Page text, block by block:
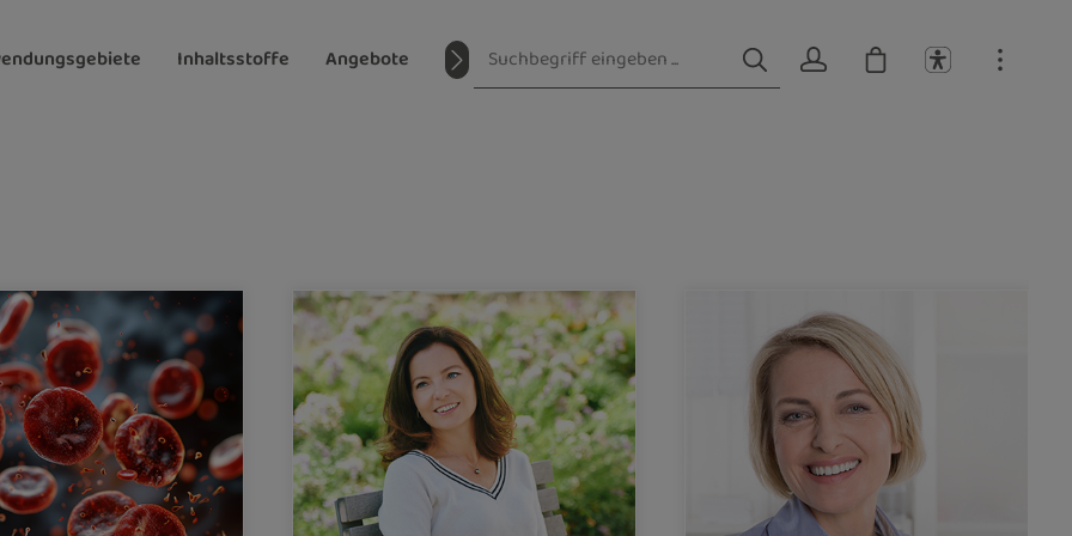
Inhaltsstoffe Angebote Magazin